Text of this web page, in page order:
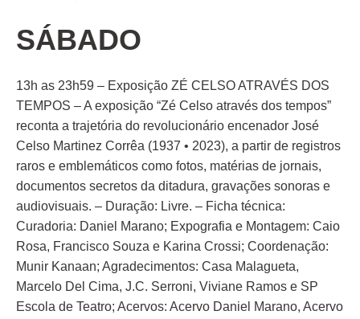
SÁBADO
13h as 23h59 – Exposição ZÉ CELSO ATRAVÉS DOS
TEMPOS – A exposição “Zé Celso através dos tempos”
reconta a trajetória do revolucionário encenador José
Celso Martinez Corrêa (1937 • 2023), a partir de registros
raros e emblemáticos como fotos, matérias de jornais,
documentos secretos da ditadura, gravações sonoras e
audiovisuais. – Duração: Livre. – Ficha técnica:
Curadoria: Daniel Marano; Expografia e Montagem: Caio
Rosa, Francisco Souza e Karina Crossi; Coordenação:
Munir Kanaan; Agradecimentos: Casa Malagueta,
Marcelo Del Cima, J.C. Serroni, Viviane Ramos e SP
Escola de Teatro; Acervos: Acervo Daniel Marano, Acervo